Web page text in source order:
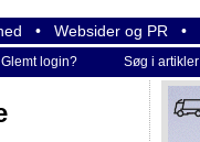
• Websider og PR •
Glemt login? Søg i artikler